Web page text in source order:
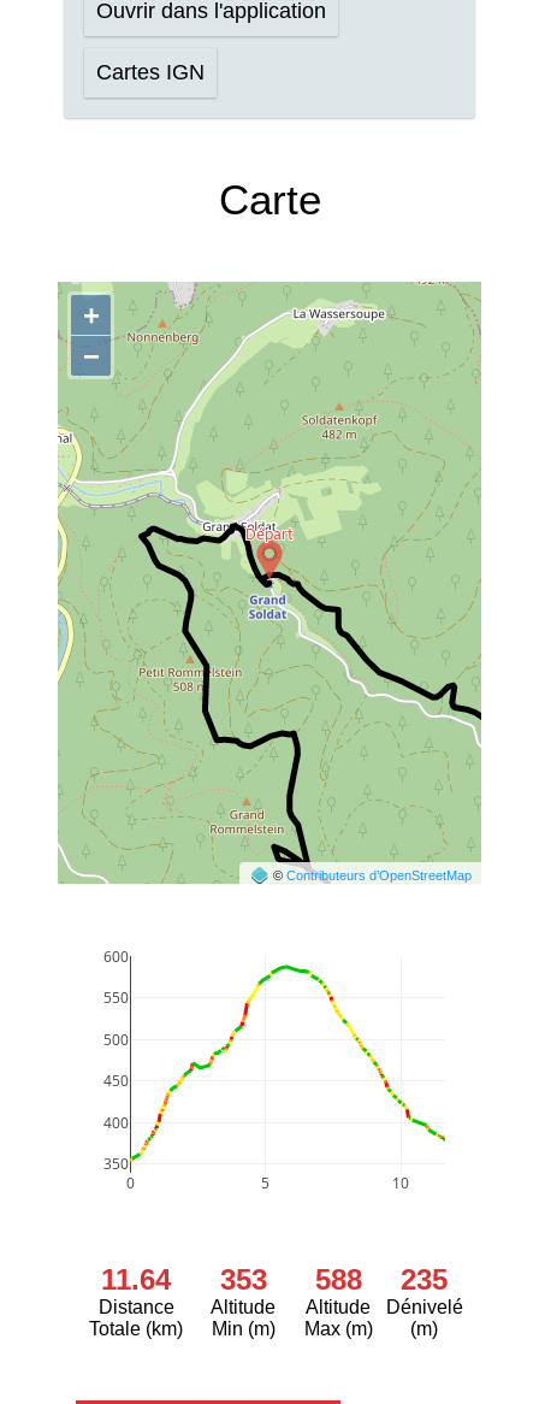
Ouvrir dans l'application
Cartes IGN
Carte
+
−
©Contributeurs d’OpenStreetMap
0 5 10
350
400
450
500
550
600
11.64
Distance
Totale (km)
353
Altitude
Min (m)
588
Altitude
Max (m)
235
Dénivelé
(m)